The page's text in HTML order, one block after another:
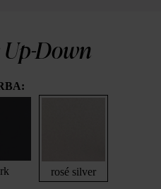
Up-Down
rosé silver